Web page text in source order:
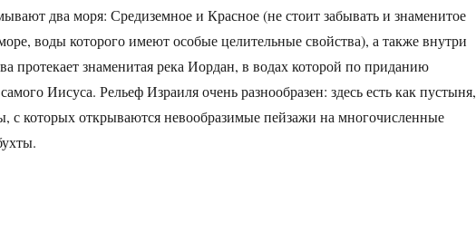
два моря: Средиземное и Красное (не стоит забывать и знаменитое
воды которого имеют особые целительные свойства), а также внутри
протекает знаменитая река Иордан, в водах которой по приданию
Иисуса. Рельеф Израиля очень разнообразен: здесь есть как пустыня,
с которых открываются невообразимые пейзажи на многочисленные